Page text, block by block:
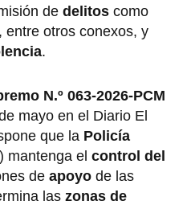
de delitos como
, entre otros conexos, y
.
N.º 063-2026-PCM
mayo en el Diario El
que la Policía
mantenga el control del
de apoyo de las
las zonas de